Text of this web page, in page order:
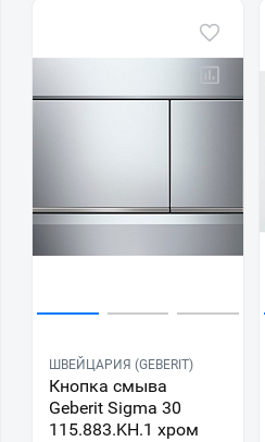
ШВЕЙЦАРИЯ (GEBERIT)
Кнопка смыва
Geberit Sigma 30
115.883.KH.1 хром